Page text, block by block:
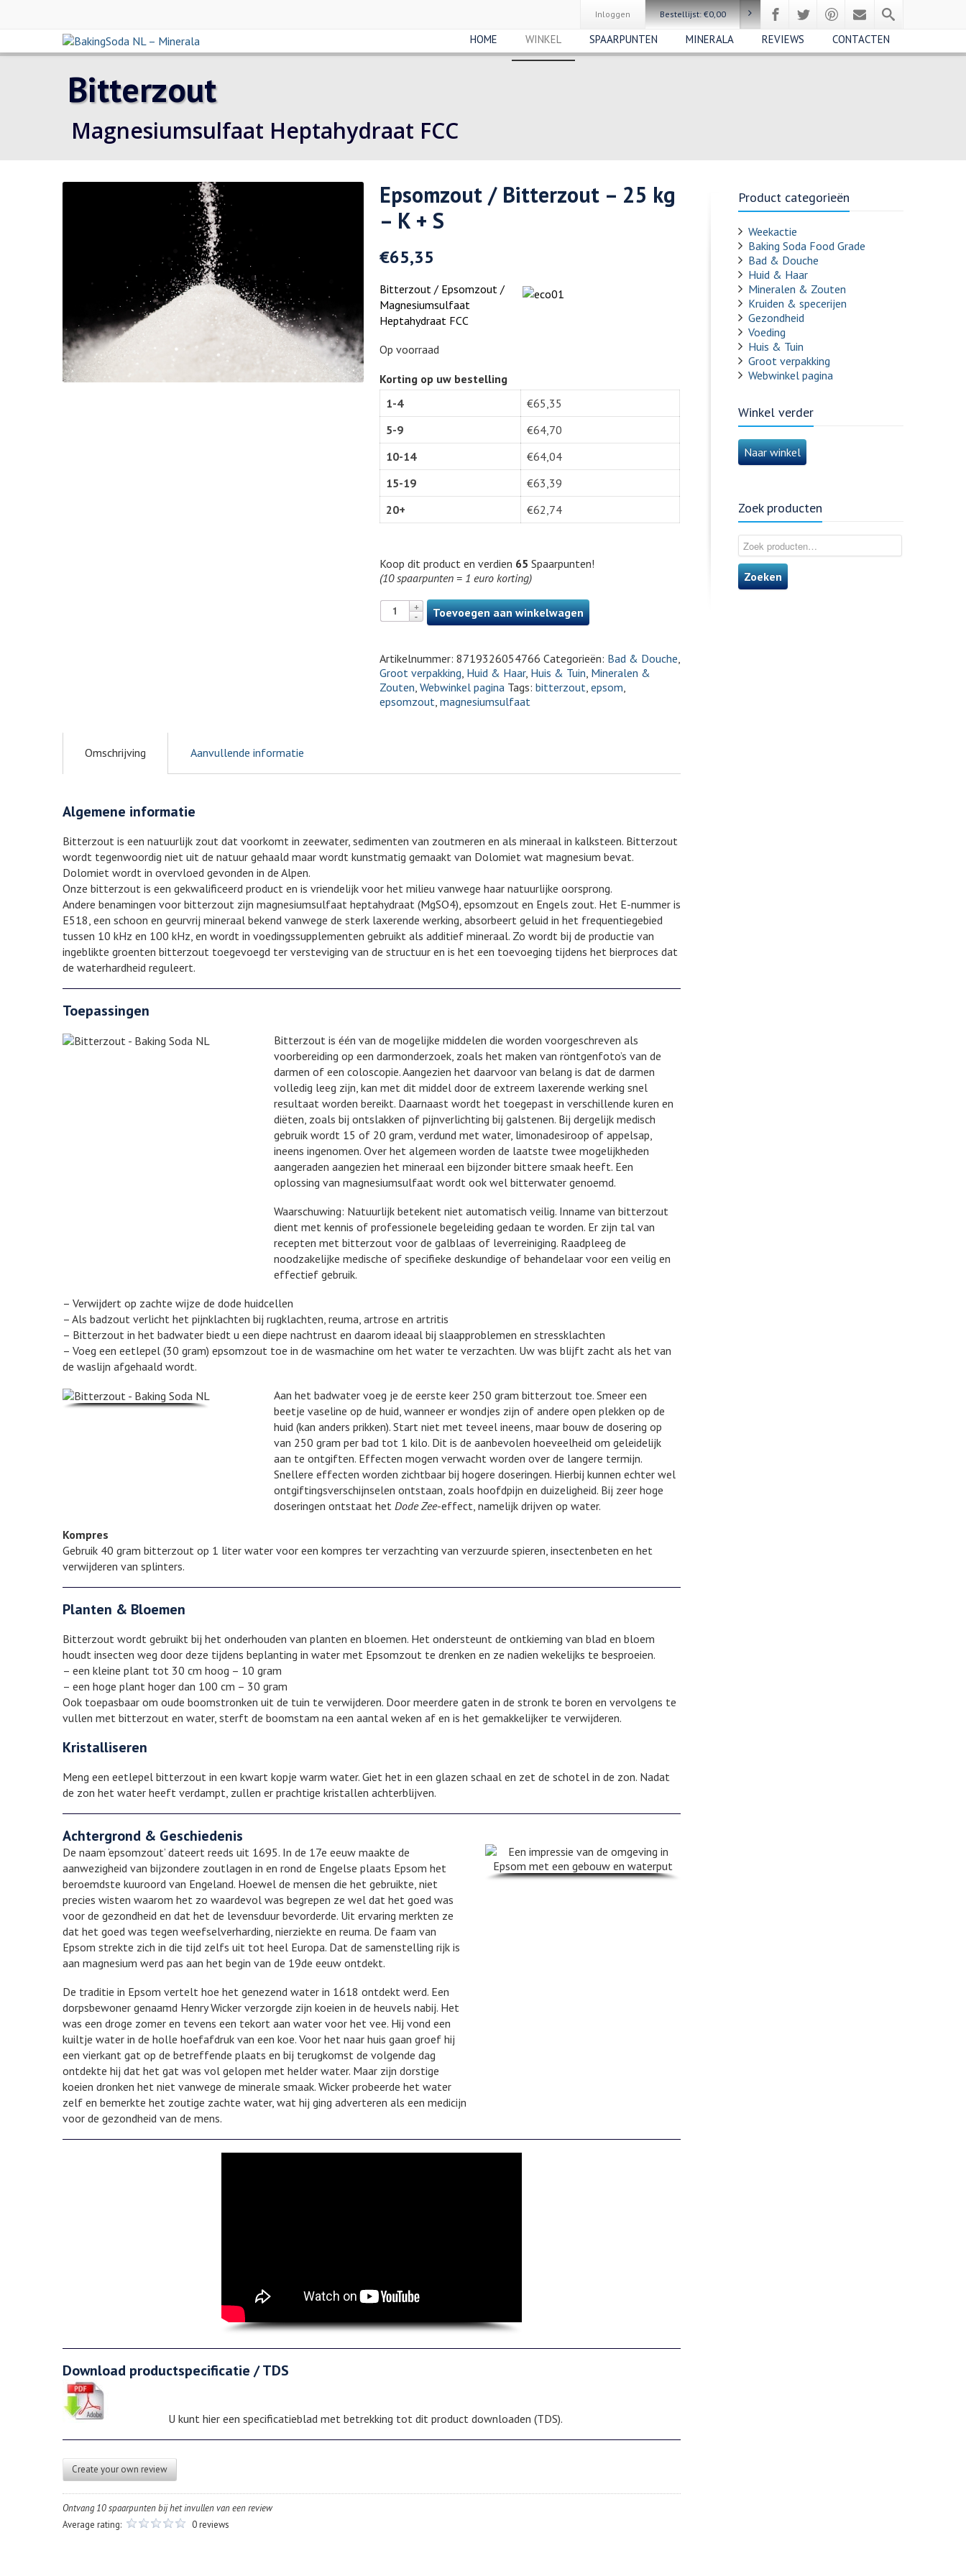
Inloggen Bestellijst:€0,00
HOME WINKEL SPAARPUNTEN MINERALA REVIEWS CONTACTEN
Bitterzout
Magnesiumsulfaat Heptahydraat FCC
Epsomzout / Bitterzout – 25 kg
– K + S
€65,35
Bitterzout / Epsomzout /
Magnesiumsulfaat
Heptahydraat FCC
Op voorraad
Korting op uw bestelling
1-4
€65,35
5-9
€64,70
10-14
€64,04
15-19
€63,39
20+
€62,74
Koop dit product en verdien 65 Spaarpunten!
(10 spaarpunten = 1 euro korting)
Toevoegen aan winkelwagen
Artikelnummer:8719326054766 Categorieën: Bad & Douche,
Groot verpakking, Huid & Haar, Huis & Tuin, Mineralen &
Zouten,Webwinkel pagina Tags:bitterzout,epsom,
epsomzout,magnesiumsulfaat
Omschrijving Aanvullende informatie
Algemene informatie
Bitterzout is een natuurlijk zout dat voorkomt in zeewater, sedimenten van zoutmeren en als mineraal in kalksteen. Bitterzout
wordt tegenwoordig niet uit de natuur gehaald maar wordt kunstmatig gemaakt van Dolomiet wat magnesium bevat.
Dolomiet wordt in overvloed gevonden in de Alpen.
Onze bitterzout is een gekwalificeerd product en is vriendelijk voor het milieu vanwege haar natuurlijke oorsprong.
Andere benamingen voor bitterzout zijn magnesiumsulfaat heptahydraat (MgSO4), epsomzout en Engels zout. Het E-nummer is
E518, een schoon en geurvrij mineraal bekend vanwege de sterk laxerende werking, absorbeert geluid in het frequentiegebied
tussen 10 kHz en 100 kHz, en wordt in voedingssupplementen gebruikt als additief mineraal. Zo wordt bij de productie van
ingeblikte groenten bitterzout toegevoegd ter versteviging van de structuur en is het een toevoeging tijdens het bierproces dat
de waterhardheid reguleert.
Toepassingen
Bitterzout is één van de mogelijke middelen die worden voorgeschreven als
voorbereiding op een darmonderzoek, zoals het maken van röntgenfoto’s van de
darmen of een coloscopie. Aangezien het daarvoor van belang is dat de darmen
volledig leeg zijn, kan met dit middel door de extreem laxerende werking snel
resultaat worden bereikt. Daarnaast wordt het toegepast in verschillende kuren en
diëten, zoals bij ontslakken of pijnverlichting bij galstenen. Bij dergelijk medisch
gebruik wordt 15 of 20 gram, verdund met water, limonadesiroop of appelsap,
ineens ingenomen. Over het algemeen worden de laatste twee mogelijkheden
aangeraden aangezien het mineraal een bijzonder bittere smaak heeft. Een
oplossing van magnesiumsulfaat wordt ook wel bitterwater genoemd.
Waarschuwing: Natuurlijk betekent niet automatisch veilig. Inname van bitterzout
dient met kennis of professionele begeleiding gedaan te worden. Er zijn tal van
recepten met bitterzout voor de galblaas of leverreiniging. Raadpleeg de
noodzakelijke medische of specifieke deskundige of behandelaar voor een veilig en
effectief gebruik.
– Verwijdert op zachte wijze de dode huidcellen
– Als badzout verlicht het pijnklachten bij rugklachten, reuma, artrose en artritis
– Bitterzout in het badwater biedt u een diepe nachtrust en daarom ideaal bij slaapproblemen en stressklachten
– Voeg een eetlepel (30 gram) epsomzout toe in de wasmachine om het water te verzachten. Uw was blijft zacht als het van
de waslijn afgehaald wordt.
Aan het badwater voeg je de eerste keer 250 gram bitterzout toe. Smeer een
beetje vaseline op de huid, wanneer er wondjes zijn of andere open plekken op de
huid (kan anders prikken). Start niet met teveel ineens, maar bouw de dosering op
van 250 gram per bad tot 1 kilo. Dit is de aanbevolen hoeveelheid om geleidelijk
aan te ontgiften. Effecten mogen verwacht worden over de langere termijn.
Snellere effecten worden zichtbaar bij hogere doseringen. Hierbij kunnen echter wel
ontgiftingsverschijnselen ontstaan, zoals hoofdpijn en duizeligheid. Bij zeer hoge
doseringen ontstaat het Dode Zee-effect, namelijk drijven op water.
Kompres
Gebruik 40 gram bitterzout op 1 liter water voor een kompres ter verzachting van verzuurde spieren, insectenbeten en het
verwijderen van splinters.
Planten & Bloemen
Bitterzout wordt gebruikt bij het onderhouden van planten en bloemen. Het ondersteunt de ontkieming van blad en bloem
houdt insecten weg door deze tijdens beplanting in water met Epsomzout te drenken en ze nadien wekelijks te besproeien.
– een kleine plant tot 30 cm hoog – 10 gram
– een hoge plant hoger dan 100 cm – 30 gram
Ook toepasbaar om oude boomstronken uit de tuin te verwijderen. Door meerdere gaten in de stronk te boren en vervolgens te
vullen met bitterzout en water, sterft de boomstam na een aantal weken af en is het gemakkelijker te verwijderen.
Kristalliseren
Meng een eetlepel bitterzout in een kwart kopje warm water. Giet het in een glazen schaal en zet de schotel in de zon. Nadat
de zon het water heeft verdampt, zullen er prachtige kristallen achterblijven.
Achtergrond & Geschiedenis
De naam ‘epsomzout’ dateert reeds uit 1695. In de 17e eeuw maakte de
aanwezigheid van bijzondere zoutlagen in en rond de Engelse plaats Epsom het
beroemdste kuuroord van Engeland. Hoewel de mensen die het gebruikte, niet
precies wisten waarom het zo waardevol was begrepen ze wel dat het goed was
voor de gezondheid en dat het de levensduur bevorderde. Uit ervaring merkten ze
dat het goed was tegen weefselverharding, nierziekte en reuma. De faam van
Epsom strekte zich in die tijd zelfs uit tot heel Europa. Dat de samenstelling rijk is
aan magnesium werd pas aan het begin van de 19de eeuw ontdekt.
De traditie in Epsom vertelt hoe het genezend water in 1618 ontdekt werd. Een
dorpsbewoner genaamd Henry Wicker verzorgde zijn koeien in de heuvels nabij. Het
was een droge zomer en tevens een tekort aan water voor het vee. Hij vond een
kuiltje water in de holle hoefafdruk van een koe. Voor het naar huis gaan groef hij
een vierkant gat op de betreffende plaats en bij terugkomst de volgende dag
ontdekte hij dat het gat was vol gelopen met helder water. Maar zijn dorstige
koeien dronken het niet vanwege de minerale smaak. Wicker probeerde het water
zelf en bemerkte het zoutige zachte water, wat hij ging adverteren als een medicijn
voor de gezondheid van de mens.
Download productspecificatie / TDS
U kunt hier een specificatieblad met betrekking tot dit product downloaden (TDS).
Create your own review
Ontvang 10 spaarpunten bij het invullen van een review
Average rating:
0 reviews
Product categorieën
Weekactie
Baking Soda Food Grade
Bad & Douche
Huid & Haar
Mineralen & Zouten
Kruiden & specerijen
Gezondheid
Voeding
Huis & Tuin
Groot verpakking
Webwinkel pagina
Winkel verder
Naar winkel
Zoek producten
Zoeken